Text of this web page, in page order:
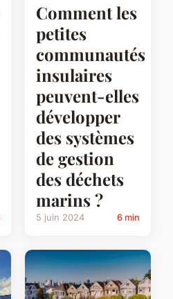
Comment les
petites
communautés
insulaires
peuvent-elles
développer
des systèmes
de gestion
des déchets
marins ?
5 juin 2024 6 min